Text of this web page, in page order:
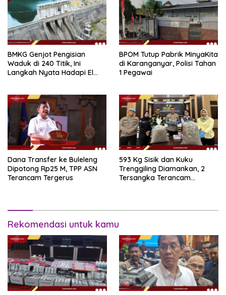
BMKG Genjot Pengisian
Waduk di 240 Titik, Ini
Langkah Nyata Hadapi El
BPOM Tutup Pabrik MinyaKita
di Karanganyar, Polisi Tahan
1 Pegawai
Dana Transfer ke Buleleng
Dipotong Rp25 M, TPP ASN
Terancam Tergerus
593 Kg Sisik dan Kuku
Trenggiling Diamankan, 2
Tersangka Terancam
Rekomendasi untuk kamu